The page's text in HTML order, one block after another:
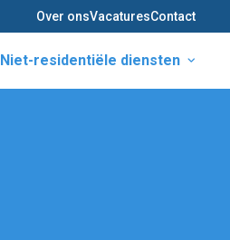
Over onsVacaturesContact
Niet-residentiële diensten